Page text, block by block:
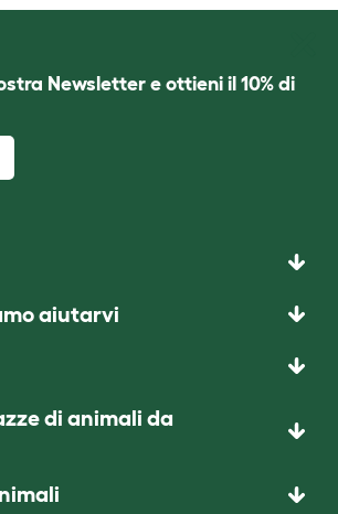
Newsletter e ottieni il 10% di
aiutarvi
di animali da